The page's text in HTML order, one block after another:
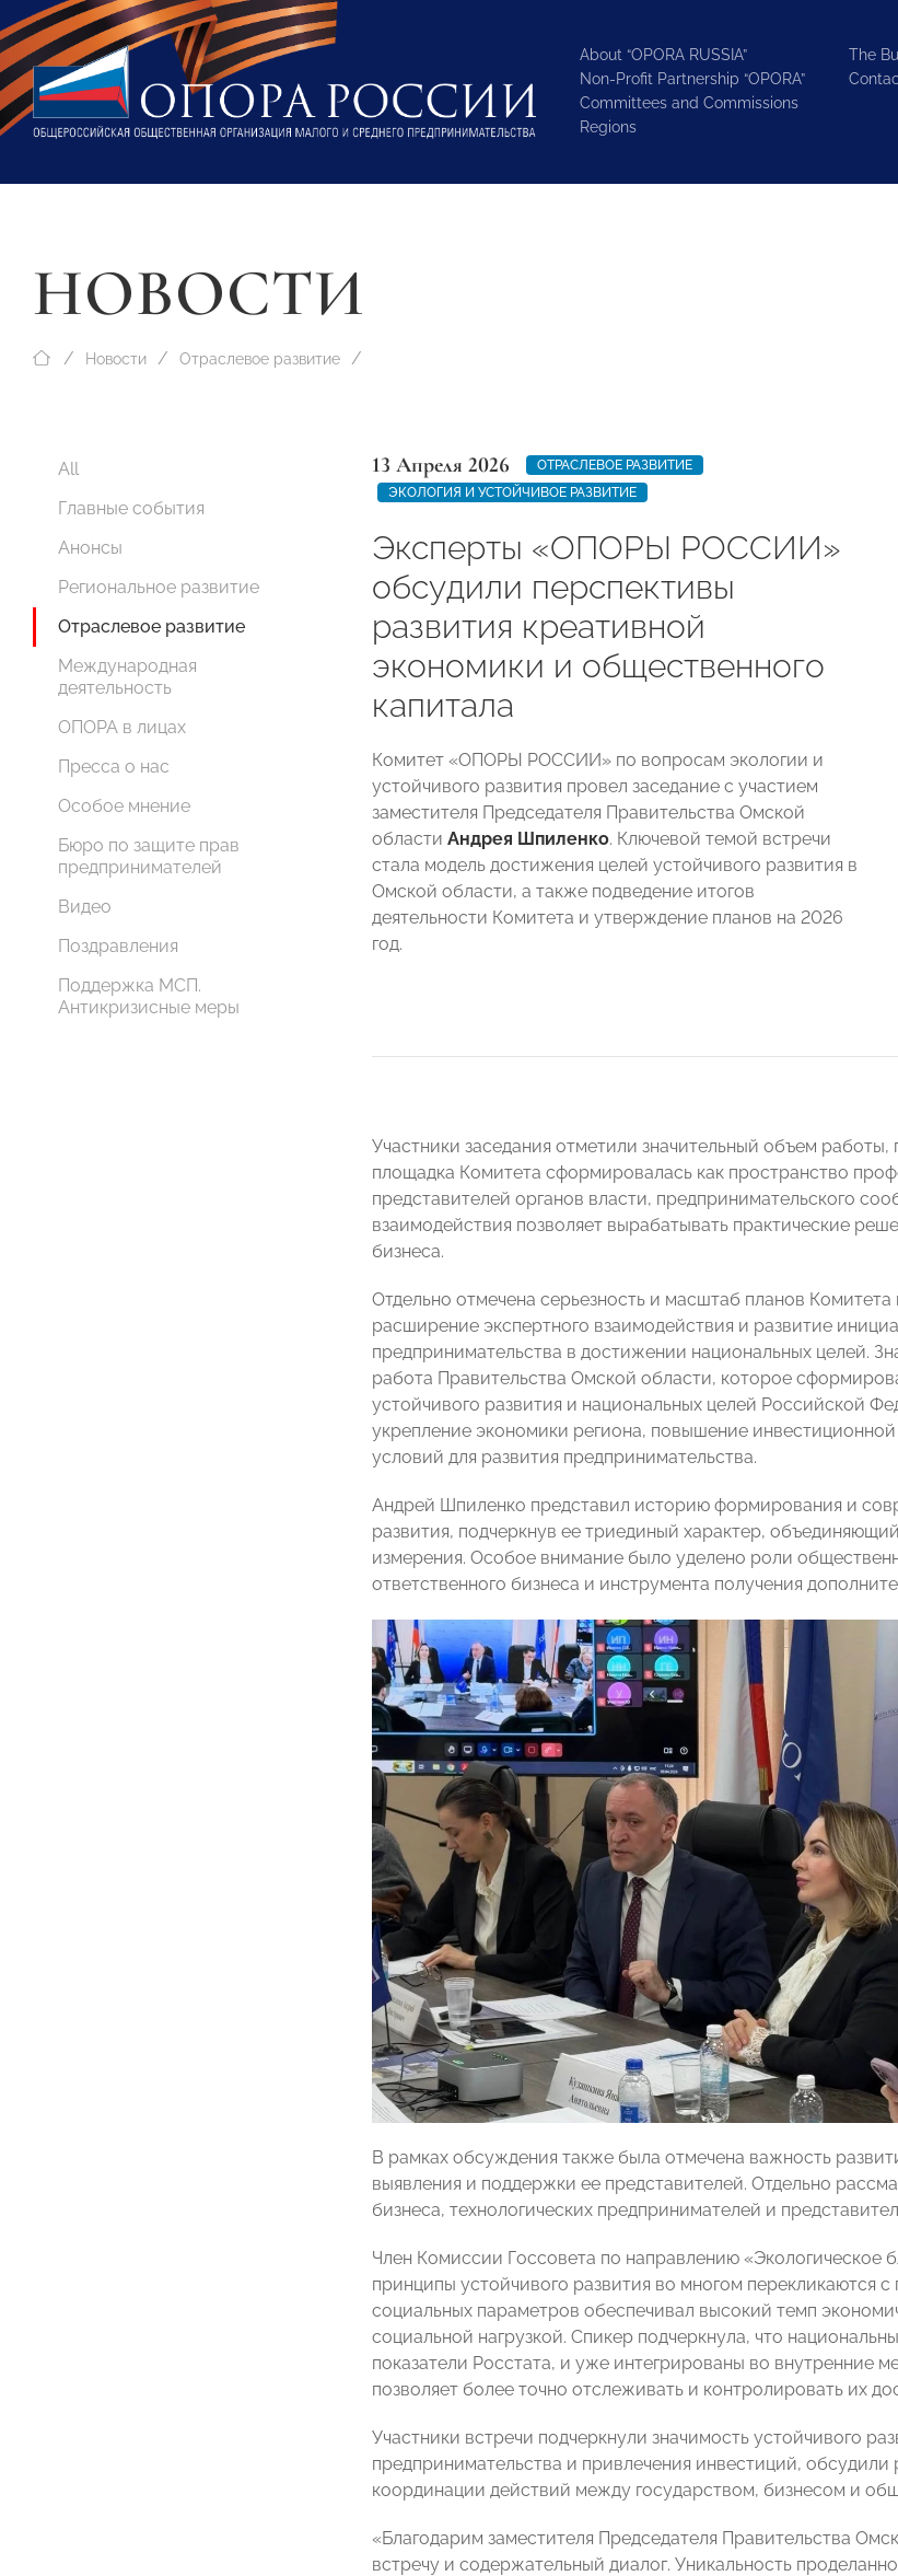
About “OPORA RUSSIA”
Non-Profit Partnership “OPORA”
Committees and Commissions
Regions
The
НОВОСТИ
Новости Отраслевое развитие
All
Главные события
Анонсы
Региональное развитие
Отраслевое развитие
Международная
деятельность
ОПОРА в лицах
Пресса о нас
Особое мнение
Бюро по защите прав
предпринимателей
Видео
Поздравления
Поддержка МСП.
Антикризисные меры
13 Апреля 2026
ОТРАСЛЕВОЕ РАЗВИТИЕ
ЭКОЛОГИЯ И УСТОЙЧИВОЕ РАЗВИТИЕ
Эксперты «ОПОРЫ РОССИИ»
обсудили перспективы
развития креативной
экономики и общественного
капитала
Комитет «ОПОРЫ РОССИИ» по вопросам экологии и
устойчивого развития провел заседание с участием
заместителя Председателя Правительства Омской
области Андрея Шпиленко. Ключевой темой встречи
стала модель достижения целей устойчивого развития в
Омской области, а также подведение итогов
деятельности Комитета и утверждение планов на 2026
год.
Участники заседания отметили значительный объем
площадка Комитета сформировалась как пространство
представителей органов власти, предпринимательского
взаимодействия позволяет вырабатывать практические
бизнеса.
Отдельно отмечена серьезность и масштаб планов
расширение экспертного взаимодействия и развитие
предпринимательства в достижении национальных целей.
работа Правительства Омской области, которое
устойчивого развития и национальных целей Российской
укрепление экономики региона, повышение
условий для развития предпринимательства.
Андрей Шпиленко представил историю формирования и
развития, подчеркнув ее триединый характер,
измерения. Особое внимание было уделено роли
ответственного бизнеса и инструмента получения
В рамках обсуждения также была отмечена важность
выявления и поддержки ее представителей. Отдельно
бизнеса, технологических предпринимателей и
Член Комиссии Госсовета по направлению «Экологическое
принципы устойчивого развития во многом перекликаются
социальных параметров обеспечивал высокий темп
социальной нагрузкой. Спикер подчеркнула, что
показатели Росстата, и уже интегрированы во внутренние
позволяет более точно отслеживать и контролировать их
Участники встречи подчеркнули значимость устойчивого
предпринимательства и привлечения инвестиций,
координации действий между государством, бизнесом и
«Благодарим заместителя Председателя Правительства
встречу и содержательный диалог. Уникальность